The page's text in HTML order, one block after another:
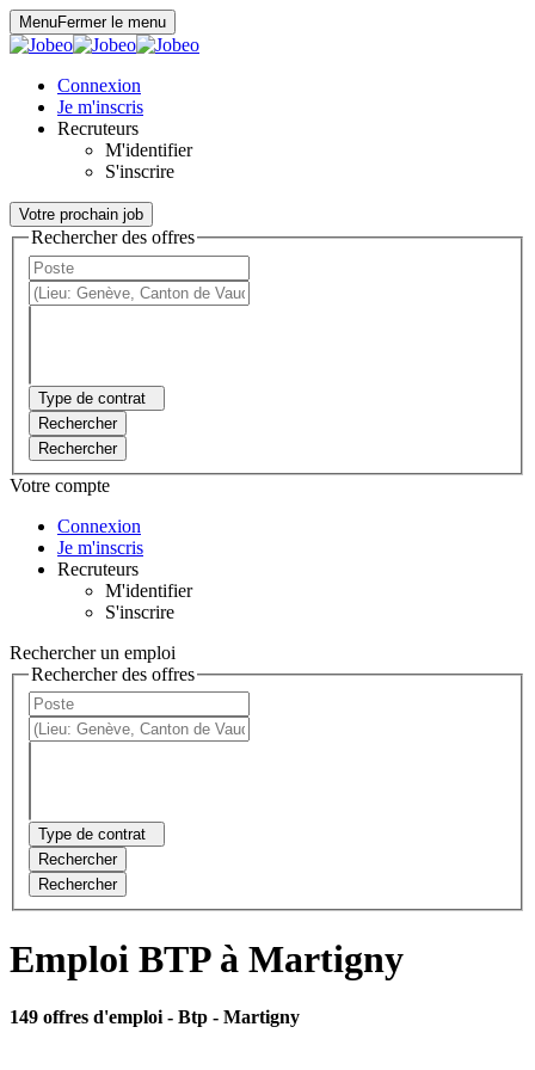
MenuFermer le menu
Connexion
Je m'inscris
Recruteurs
M'identifier
S'inscrire
Votre prochain job
Rechercher des offres
Type de contrat
Rechercher
Rechercher
Votre compte
Connexion
Je m'inscris
Recruteurs
M'identifier
S'inscrire
Rechercher un emploi
Rechercher des offres
Type de contrat
Rechercher
Rechercher
Emploi BTP à Martigny
149 offres d'emploi - Btp - Martigny
Panneau de gestion des cookies